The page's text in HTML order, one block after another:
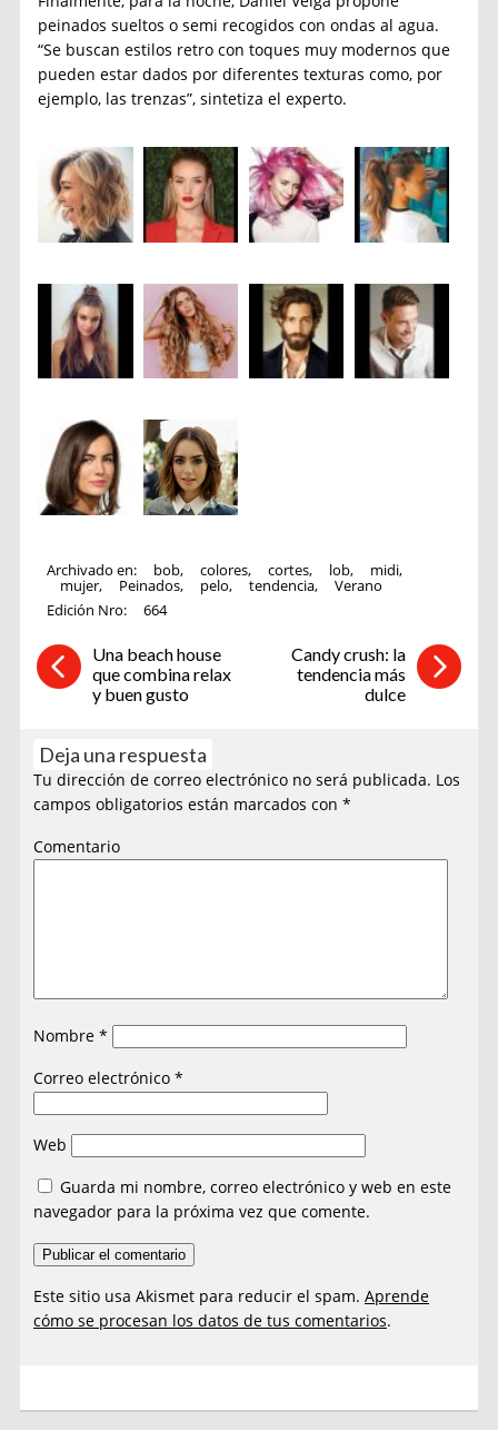
peinados sueltos o semi recogidos con ondas al agua.
“Se buscan estilos retro con toques muy modernos que
pueden estar dados por diferentes texturas como, por
ejemplo, las trenzas”, sintetiza el experto.
Archivado en: bob, colores, cortes, lob, midi,
mujer, Peinados, pelo, tendencia,
Verano
Edición Nro:
664
Una beach house
que combina relax
y buen gusto
Candy crush: la
tendencia más
dulce
Deja una respuesta
Tu dirección de correo electrónico no será publicada. Los
campos obligatorios están marcados con*
Comentario
Nombre*
Correo electrónico*
Web
Guarda mi nombre, correo electrónico y web en este
navegador para la próxima vez que comente.
Este sitio usa Akismet para reducir el spam.Aprende
cómo se procesan los datos de tus comentarios.